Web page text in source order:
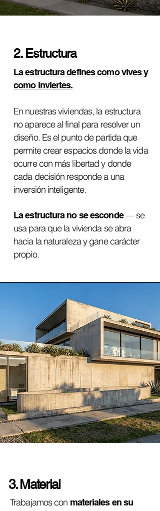
2. Estructura
La estructura defines como vives y
como inviertes.
En nuestras viviendas, la estructura
no aparece al final para resolver un
diseño. Es el punto de partida que
permite crear espacios donde la vida
ocurre con más libertad y donde
cada decisión responde a una
inversión inteligente.
La estructura no se esconde— se
usa para que la vivienda se abra
hacia la naturaleza y gane carácter
propio.
3. Material
Trabajamos con materiales en su